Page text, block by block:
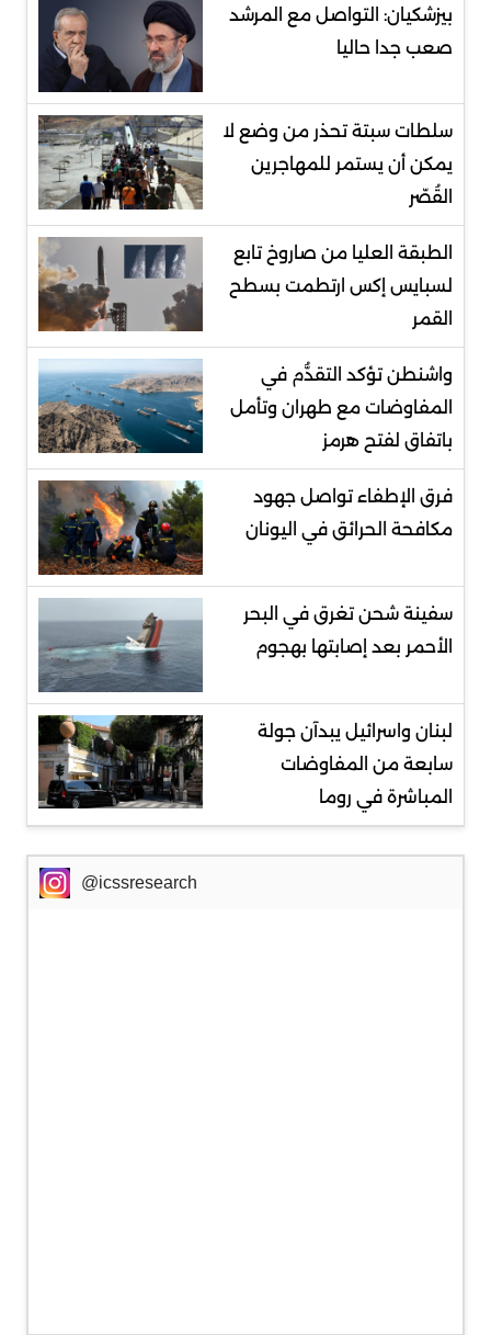
بيزشكيان: التواصل مع المرشد
صعب جدا حاليا
سلطات سبتة تحذر من وضع لا
يمكن أن يستمر للمهاجرين
القُصّر
الطبقة العليا من صاروخ تابع
لسبايس إكس ارتطمت بسطح
القمر
واشنطن تؤكد التقدُّم في
المفاوضات مع طهران وتأمل
باتفاق لفتح هرمز
فرق الإطفاء تواصل جهود
مكافحة الحرائق في اليونان
سفينة شحن تغرق في البحر
الأحمر بعد إصابتها بهجوم
لبنان واسرائيل يبدآن جولة
سابعة من المفاوضات
المباشرة في روما
@icssresearch